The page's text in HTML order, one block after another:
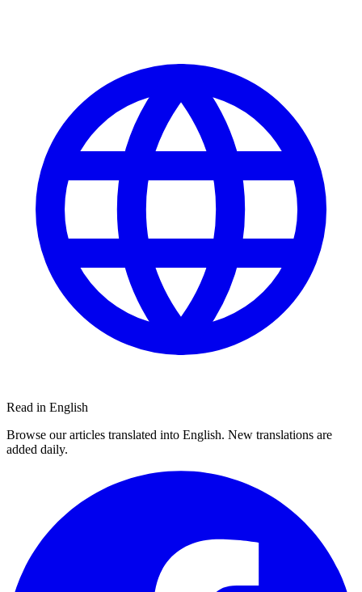
Read in English
Browse our articles translated into English. New translations are
added daily.